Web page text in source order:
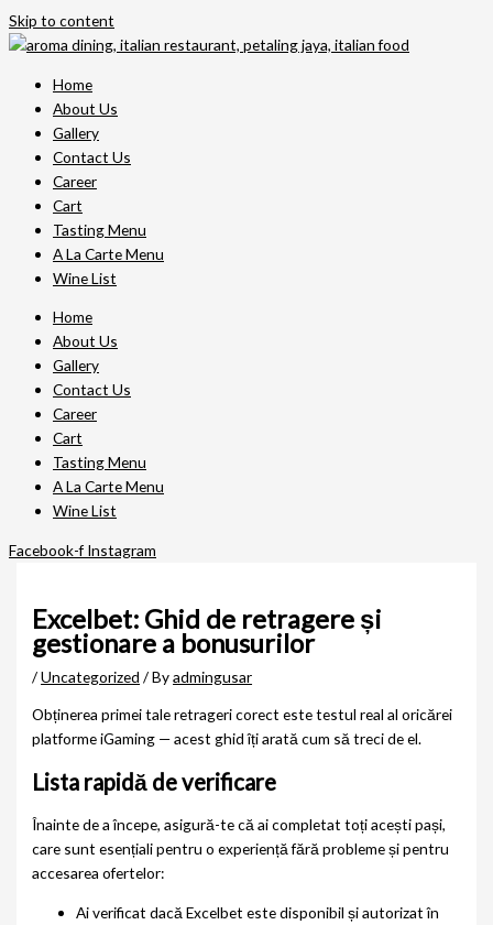
Skip to content
Home
About Us
Gallery
Contact Us
Career
Cart
Tasting Menu
A La Carte Menu
Wine List
Home
About Us
Gallery
Contact Us
Career
Cart
Tasting Menu
A La Carte Menu
Wine List
Facebook-f Instagram
Excelbet: Ghid de retragere și
gestionare a bonusurilor
/Uncategorized / Byadmingusar
Obținerea primei tale retrageri corect este testul real al oricărei
platforme iGaming — acest ghid îți arată cum să treci de el.
Lista rapidă de verificare
Înainte de a începe, asigură-te că ai completat toți acești pași,
care sunt esențiali pentru o experiență fără probleme și pentru
accesarea ofertelor:
Ai verificat dacă Excelbet este disponibil și autorizat în